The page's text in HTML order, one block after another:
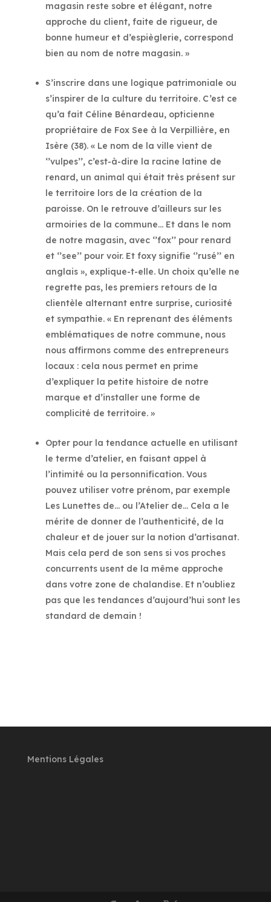
magasin reste sobre et élégant, notre
approche du client, faite de rigueur, de
bonne humeur et d’espièglerie, correspond
bien au nom de notre magasin. »
S’inscrire dans une logique patrimoniale ou
s’inspirer de la culture du territoire. C’est ce
qu’a fait Céline Bénardeau, opticienne
propriétaire de Fox See à la Verpillière, en
Isère (38). « Le nom de la ville vient de
‘’vulpes’’, c’est-à-dire la racine latine de
renard, un animal qui était très présent sur
le territoire lors de la création de la
paroisse. On le retrouve d’ailleurs sur les
armoiries de la commune… Et dans le nom
de notre magasin, avec ‘’fox’’ pour renard
et ‘’see’’ pour voir. Et foxy signifie ‘’rusé’’ en
anglais », explique-t-elle. Un choix qu’elle ne
regrette pas, les premiers retours de la
clientèle alternant entre surprise, curiosité
et sympathie. « En reprenant des éléments
emblématiques de notre commune, nous
nous affirmons comme des entrepreneurs
locaux : cela nous permet en prime
d’expliquer la petite histoire de notre
marque et d’installer une forme de
complicité de territoire. »
Opter pour la tendance actuelle en utilisant
le terme d’atelier, en faisant appel à
l’intimité ou la personnification. Vous
pouvez utiliser votre prénom, par exemple
Les Lunettes de… ou l’Atelier de… Cela a le
mérite de donner de l’authenticité, de la
chaleur et de jouer sur la notion d’artisanat.
Mais cela perd de son sens si vos proches
concurrents usent de la même approche
dans votre zone de chalandise. Et n’oubliez
pas que les tendances d’aujourd’hui sont les
standard de demain !
Mentions Légales